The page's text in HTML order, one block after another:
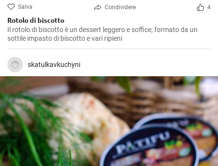
Salva Condividere 4
Rotolo di biscotto
Il rotolo di biscotto è un dessert leggero e soffice, formato da un
sottile impasto di biscotto e vari ripieni
skatulkavkuchyni